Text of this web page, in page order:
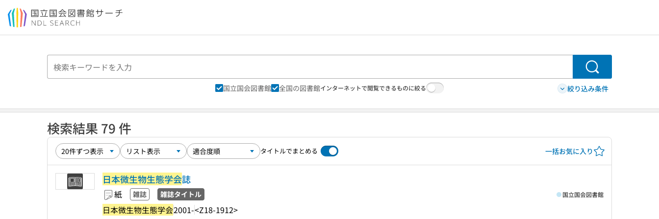
本文へ移動
検索
国立国会図書館 全国の図書館インターネットで閲覧できるものに絞る 絞り込み条件
検索結果 79 件
タイトルでまとめる 一括お気に入り
日本微生物生態学会誌
紙 雑誌 雑誌タイトル
日本微生物生態学会2001-<Z18-1912>
国立国会図書館